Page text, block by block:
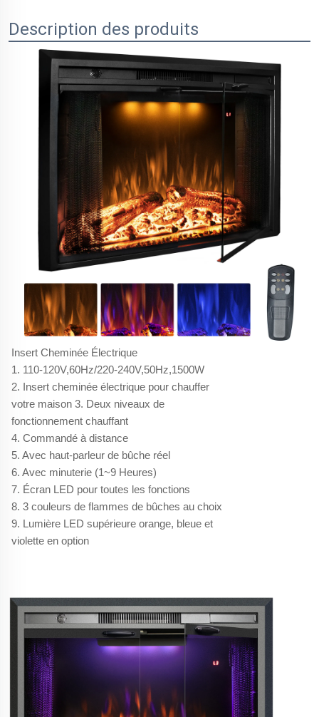
Description des produits
Insert Cheminée Électrique
1. 110-120V,60Hz/220-240V,50Hz,1500W
2. Insert cheminée électrique pour chauffer
votre maison 3. Deux niveaux de
fonctionnement chauffant
4. Commandé à distance
5. Avec haut-parleur de bûche réel
6. Avec minuterie (1~9 Heures)
7. Écran LED pour toutes les fonctions
8. 3 couleurs de flammes de bûches au choix
9. Lumière LED supérieure orange, bleue et
violette en option